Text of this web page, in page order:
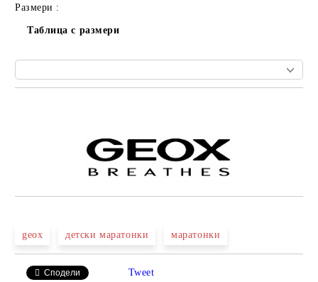
Размери :
Таблица с размери
geox детски маратонки маратонки
Сподели Tweet